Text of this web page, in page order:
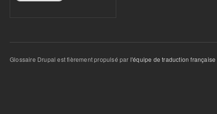
Glossaire Drupal est fièrement propulsé par l'équipe de traduction française